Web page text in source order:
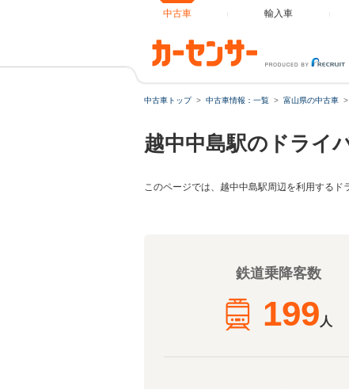
中古車 輸入車
中古車トップ 中古車情報：一覧 富山県の中古車
越中中島駅のドライ
このページでは、越中中島駅周辺を利用するド
鉄道乗降客数
199 人